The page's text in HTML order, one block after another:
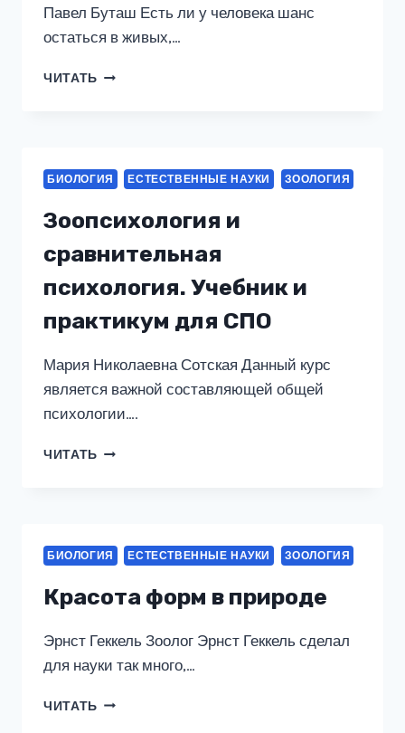
Павел Буташ Есть ли у человека шанс
остаться в живых,…
ЧИТАТЬ ЧЕЛОВЕК
БИОЛОГИЯ ЕСТЕСТВЕННЫЕ НАУКИ ЗООЛОГИЯ
Зоопсихология и
сравнительная
психология. Учебник и
практикум для СПО
Мария Николаевна Сотская Данный курс
является важной составляющей общей
психологии….
ЧИТАТЬ ЗООПСИХОЛОГИЯ
И
ПРАКТИКУМ
СПО
БИОЛОГИЯ ЕСТЕСТВЕННЫЕ НАУКИ ЗООЛОГИЯ
Красота форм в природе
Эрнст Геккель Зоолог Эрнст Геккель сделал
для науки так много,…
ЧИТАТЬ КРАСОТА